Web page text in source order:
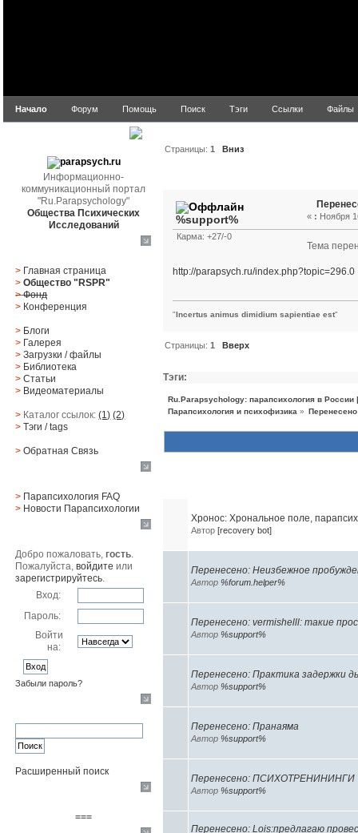
Начало Форум Помощь Поиск Тэги Ссылки Файлы
Информационно-
коммуникационный портал
"Ru.Parapsychology"
Общества Психических
Исследований
> Главная страница
> Общество "RSPR"
> Фонд
> Конференция
> Блоги
> Галерея
> Загрузки/файлы
> Библиотека
> Статьи
> Видеоматериалы
> Каталог ссылок:(1) (2)
> Тэги/ tags
> Обратная Cвязь
> Парапсихология FAQ
> Новости Парапсихологии
Добро пожаловать,гость.
Пожалуйста,войдите или
зарегистрируйтесь.
Вход:
Пароль:
Войти
на:
Забыли пароль?
Расширенный поиск
===
Страницы:1 Вниз
%support%
Карма: +27/-0
« : Ноября
Тема
http://parapsych.ru/index.php?topic=296.0
"Incertus animus dimidium sapientiae est"
Страницы:1 Вверх
Тэги:
Ru.Parapsychology: парапсихология в
Парапсихология и психофизика »
Хронос: Хрональное поле,
Автор [recovery bot]
Перенесено: Неизбежное
Автор %forum.helper%
Перенесено: vermishelll: такие
Автор %support%
Перенесено: Практика задержки
Автор %support%
Перенесено: Пранаяма
Автор %support%
Перенесено: ПСИХОТРЕНИНИНГИ
Автор %support%
Перенесено: Lois:предлагаю